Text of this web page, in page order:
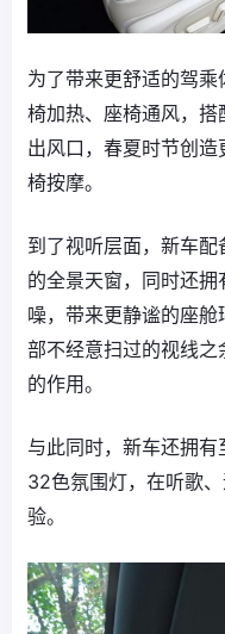
为了带来更舒适的驾
椅加热、座椅通风，
出风口，春夏时节创
椅按摩。
到了视听层面，新车
的全景天窗，同时还
噪，带来更静谧的座
部不经意扫过的视线
的作用。
与此同时，新车还拥有
32色氛围灯，在听歌
验。